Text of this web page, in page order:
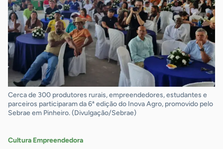
Cerca de 300 produtores rurais, empreendedores, estudantes e
parceiros participaram da 6ª edição do Inova Agro, promovido pelo
Sebrae em Pinheiro. (Divulgação/Sebrae)
Cultura Empreendedora